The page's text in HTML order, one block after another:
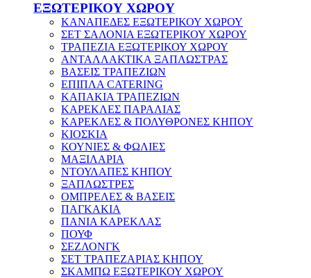
ΕΞΩΤΕΡΙΚΟΥ ΧΩΡΟΥ
ΚΑΝΑΠΕΔΕΣ ΕΞΩΤΕΡΙΚΟΥ ΧΩΡΟΥ
ΣΕΤ ΣΑΛΟΝΙΑ ΕΞΩΤΕΡΙΚΟΥ ΧΩΡΟΥ
ΤΡΑΠΕΖΙΑ ΕΞΩΤΕΡΙΚΟΥ ΧΩΡΟΥ
ΑΝΤΑΛΛΑΚΤΙΚΑ ΞΑΠΛΩΣΤΡΑΣ
ΒΑΣΕΙΣ ΤΡΑΠΕΖΙΩΝ
ΕΠΙΠΛΑ CATERING
ΚΑΠΑΚΙΑ ΤΡΑΠΕΖΙΩΝ
ΚΑΡΕΚΛΕΣ ΠΑΡΑΛΙΑΣ
ΚΑΡΕΚΛΕΣ & ΠΟΛΥΘΡΟΝΕΣ ΚΗΠΟΥ
ΚΙΟΣΚΙΑ
ΚΟΥΝΙΕΣ & ΦΩΛΙΕΣ
ΜΑΞΙΛΑΡΙΑ
ΝΤΟΥΛΑΠΕΣ ΚΗΠΟΥ
ΞΑΠΛΩΣΤΡΕΣ
ΟΜΠΡΕΛΕΣ & ΒΑΣΕΙΣ
ΠΑΓΚΑΚΙΑ
ΠΑΝΙΑ ΚΑΡΕΚΛΑΣ
ΠΟΥΦ
ΣΕΖΛΟΝΓΚ
ΣΕΤ ΤΡΑΠΕΖΑΡΙΑΣ ΚΗΠΟΥ
ΣΚΑΜΠΩ ΕΞΩΤΕΡΙΚΟΥ ΧΩΡΟΥ